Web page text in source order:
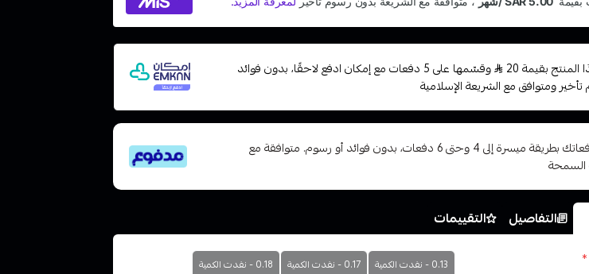
بقيمة 20
وقسّمها على 5 دفعات مع إمكان ادفع لاحقًا، بدون فوائد
ومتوافق مع الشريعة الإسلامية
قسم دفعاتك بطريقة ميسرة إلى 4 وحتى 6 دفعات، بدون فوائد أو رسوم. متوافقة مع
السمحة
التفاصيل التقييمات
* 0.13 - نفدت الكمية 0.17 - نفدت الكمية 0.18 - نفدت الكمية